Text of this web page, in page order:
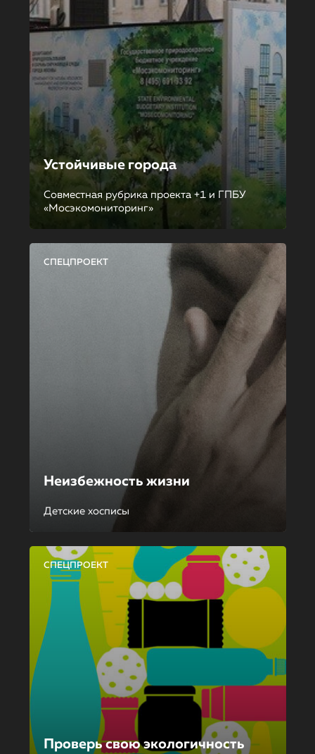
Устойчивые города
Совместная рубрика проекта +1 и ГПБУ
«Мосэкомониторинг»
СПЕЦПРОЕКТ
Неизбежность жизни
Детские хосписы
СПЕЦПРОЕКТ
Проверь свою экологичность